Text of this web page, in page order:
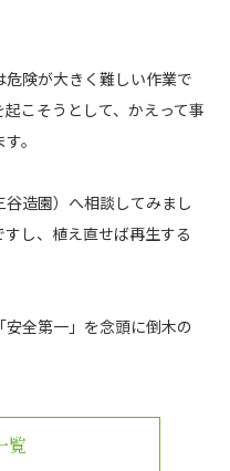
険が大きく難しい作業で
こそうとして、かえって事
。
造園）へ相談してみまし
し、植え直せば再生する
全第一」を念頭に倒木の
覧